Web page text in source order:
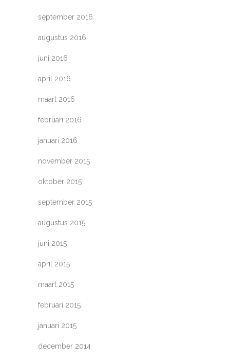
september 2016
augustus 2016
juni 2016
april 2016
maart 2016
februari 2016
januari 2016
november 2015
oktober 2015
september 2015
augustus 2015
juni 2015
april 2015
maart 2015
februari 2015
januari 2015
december 2014